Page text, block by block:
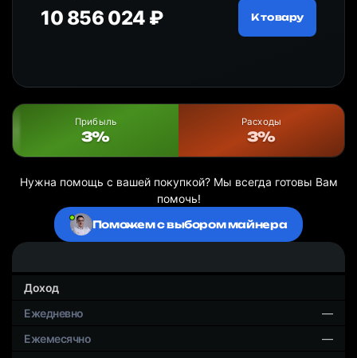
10 856 024 ₽ К товару
Прибыль
3%
Расходы
3%
Нужна помощь с вашей покупкой? Мы всегда готовы Вам
помочь!
Поможем с выбором майнера
Доход
—
—